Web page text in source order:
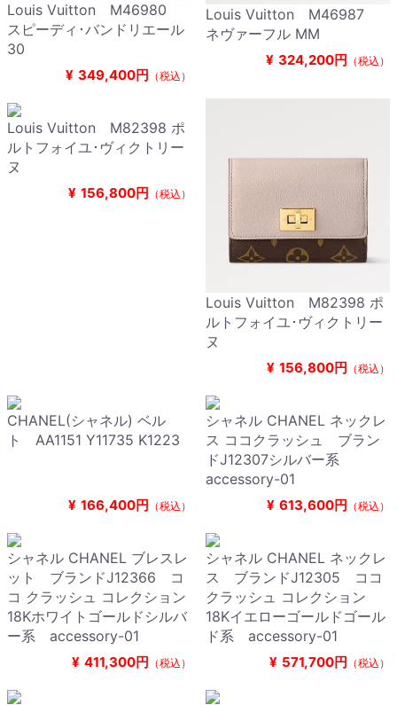
Louis Vuitton M46980
スピーディ･バンドリエール
30
¥ 349,400円 （税込）
Louis Vuitton M46987
ネヴァーフル MM
¥ 324,200円 （税込）
Louis Vuitton M82398 ポ
ルトフォイユ･ヴィクトリー
ヌ
¥ 156,800円 （税込）
Louis Vuitton M82398 ポ
ルトフォイユ･ヴィクトリー
ヌ
¥ 156,800円 （税込）
CHANEL(シャネル) ベル
ト AA1151 Y11735 K1223
¥ 166,400円 （税込）
シャネル CHANEL ネックレ
ス ココクラッシュ ブラン
ドJ12307シルバー系
accessory-01
¥ 613,600円 （税込）
シャネル CHANEL ブレスレ
ット ブランドJ12366 コ
コ クラッシュ コレクション
18Kホワイトゴールドシルバ
ー系 accessory-01
¥ 411,300円 （税込）
シャネル CHANEL ネックレ
ス ブランドJ12305 ココ
クラッシュ コレクション
18Kイエローゴールドゴール
ド系 accessory-01
¥ 571,700円 （税込）